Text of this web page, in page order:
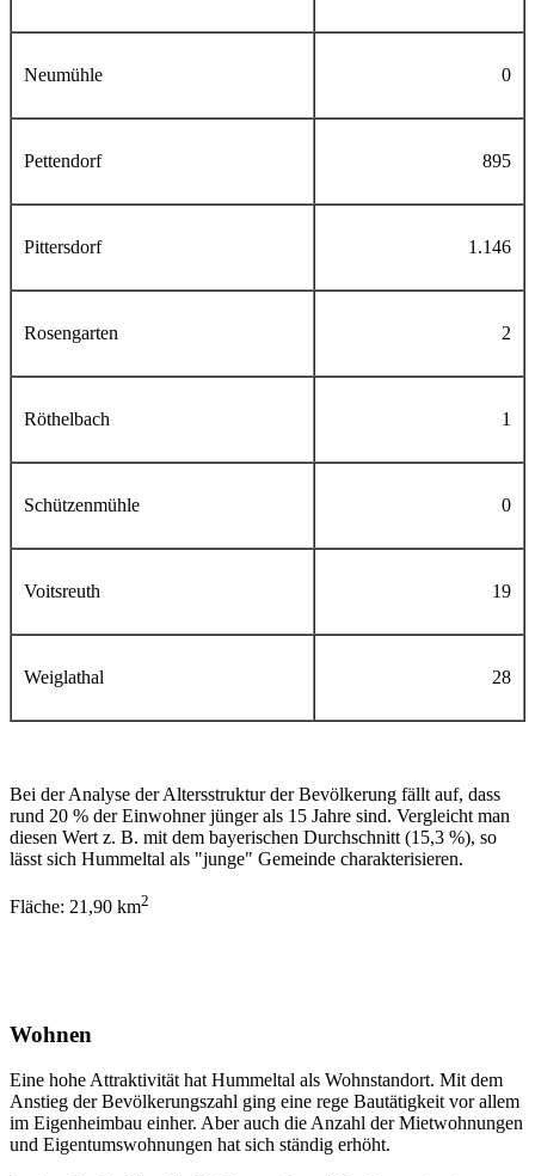
Neumühle 0
Pettendorf 895
Pittersdorf 1.146
Rosengarten 2
Röthelbach 1
Schützenmühle 0
Voitsreuth 19
Weiglathal 28
Bei der Analyse der Altersstruktur der Bevölkerung fällt auf, dass
rund 20 % der Einwohner jünger als 15 Jahre sind. Vergleicht man
diesen Wert z. B. mit dem bayerischen Durchschnitt (15,3 %), so
lässt sich Hummeltal als "junge" Gemeinde charakterisieren.
Fläche: 21,90 km2
Wohnen
Eine hohe Attraktivität hat Hummeltal als Wohnstandort. Mit dem
Anstieg der Bevölkerungszahl ging eine rege Bautätigkeit vor allem
im Eigenheimbau einher. Aber auch die Anzahl der Mietwohnungen
und Eigentumswohnungen hat sich ständig erhöht.